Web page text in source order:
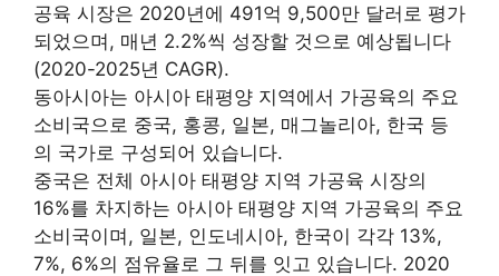
공육 시장은 2020년에 491억 9,500만 달러로 평가
되었으며, 매년 2.2%씩 성장할 것으로 예상됩니다
(2020-2025년 CAGR).
동아시아는 아시아 태평양 지역에서 가공육의 주요
소비국으로 중국, 홍콩, 일본, 매그놀리아, 한국 등
의 국가로 구성되어 있습니다.
중국은 전체 아시아 태평양 지역 가공육 시장의
16%를 차지하는 아시아 태평양 지역 가공육의 주요
소비국이며, 일본, 인도네시아, 한국이 각각 13%,
7%, 6%의 점유율로 그 뒤를 잇고 있습니다. 2020